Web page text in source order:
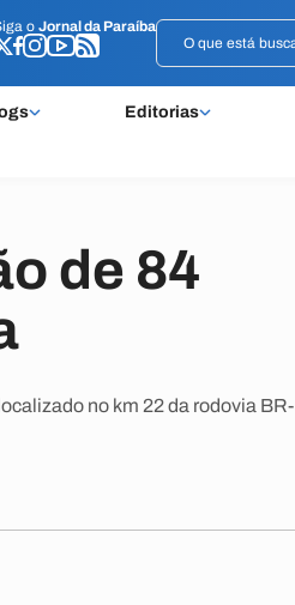
o Jornal da Paraíba
Editorias
o Jornal da Paraíba
de 84
no km 22 da rodovia BR-